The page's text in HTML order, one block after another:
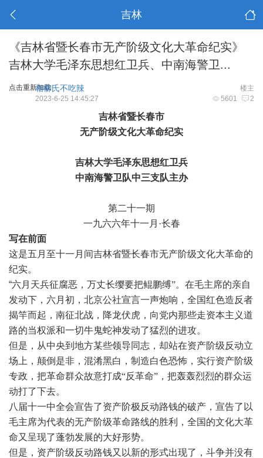
吉林
《吉林省暨长春市无产阶级文化大革命纪实》
吉林大学毛泽东思想红卫兵、中南海警卫...
点击重新加载 楼主
相柳氏不吃辣
5601 2
2023-6-25 14:45:27
吉林省暨长春市
无产阶级文化大革命纪实
吉林大学毛泽东思想红卫兵
中南海警卫队中三支队主办
第二十一期
一九六六年十一月 ·长春
写在前面
这是五月至十一月间吉林省暨长春市无产阶级文化大革命的
纪实。
“六月天兵征腐恶，万丈长缨要把鲲鹏缚”。在毛主席的亲自
发动下，六月初，北京公社宣言一声炮响，全国红色造反者
揭竿而起，南征北战，降龙伏虎，向党内那些走资本主义道
路的当权派和一切牛鬼蛇神发动了猛烈的进攻。
但是，从中央到地方某些领导同志，却站在资产阶级反动立
场上，颠倒 是非，混淆黑白，制造白色恐怖，实行资产阶级
专政，把革命群众故意打成“反革命”，把轰轰烈烈的群众运
动打了下去。
八届十一中全会宣告了资产阶极反动路钱的破产，宣告了以
毛主席为代表的无产阶级革命路线的胜利，全国的文化大革
命又呈现了蓬勃发展的大好形势。
但是，资产阶级反动路钱又以新的形式出现了，斗争并没有